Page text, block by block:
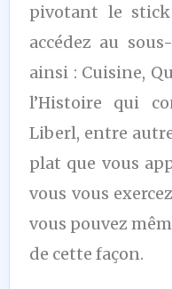
pivotant le
accédez au
ainsi : Cuisine,
l’Histoire qui
Liberl, entre
plat que vous
vous vous
vous pouvez
de cette façon.